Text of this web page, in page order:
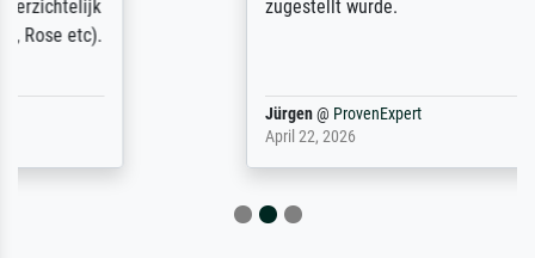
zugestellt wurde.